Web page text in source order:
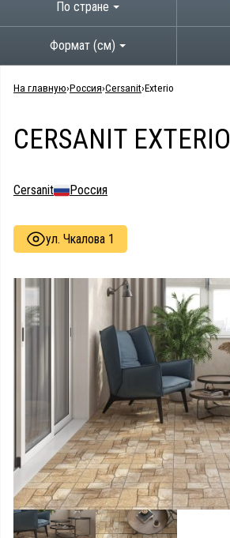
По стране
Формат (см)
На главную Россия Cersanit Exterio
CERSANIT EXTERIO
Cersanit Россия
ул. Чкалова 1